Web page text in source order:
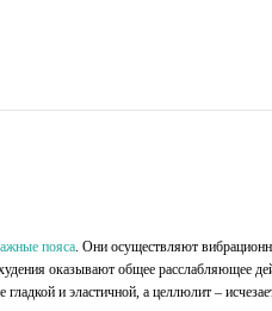
пояса . Они осуществляют
оказывают общее расслабляющее
и эластичной, а целлюлит –